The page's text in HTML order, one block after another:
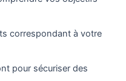
correspondant à votre
pour sécuriser des